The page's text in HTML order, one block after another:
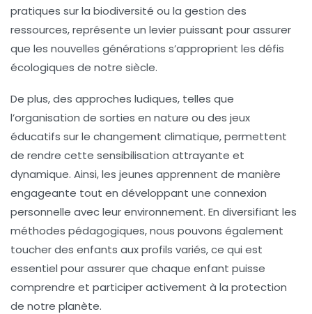
pratiques sur la biodiversité ou la gestion des
ressources, représente un levier puissant pour assurer
que les nouvelles générations s’approprient les défis
écologiques de notre siècle.
De plus, des approches ludiques, telles que
l’organisation de sorties en nature ou des jeux
éducatifs sur le changement climatique, permettent
de rendre cette sensibilisation attrayante et
dynamique. Ainsi, les jeunes apprennent de manière
engageante tout en développant une connexion
personnelle avec leur environnement. En diversifiant les
méthodes pédagogiques, nous pouvons également
toucher des enfants auxprofils variés, ce qui est
essentiel pour assurer que chaque enfant puisse
comprendre et participer activement à la protection
de notre planète.